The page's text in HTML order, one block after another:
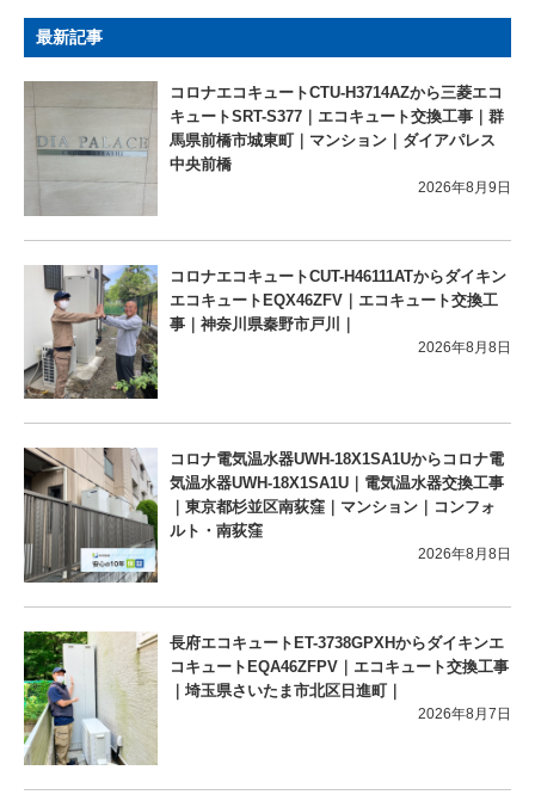
最新記事
コロナエコキュートCTU-H3714AZから三菱エコ
キュートSRT-S377｜エコキュート交換工事｜群
馬県前橋市城東町｜マンション｜ダイアパレス
中央前橋
2026年8月9日
コロナエコキュートCUT-H46111ATからダイキン
エコキュートEQX46ZFV｜エコキュート交換工
事｜神奈川県秦野市戸川｜
2026年8月8日
コロナ電気温水器UWH-18X1SA1Uからコロナ電
気温水器UWH-18X1SA1U｜電気温水器交換工事
｜東京都杉並区南荻窪｜マンション｜コンフォ
ルト・南荻窪
2026年8月8日
長府エコキュートET-3738GPXHからダイキンエ
コキュートEQA46ZFPV｜エコキュート交換工事
｜埼玉県さいたま市北区日進町｜
2026年8月7日